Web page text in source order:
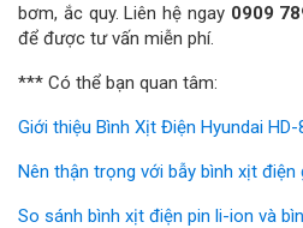
bơm, ắc quy. Liên hệ ngay 0909
để được tư vấn miễn phí.
*** Có thể bạn quan tâm:
Giới thiệu Bình Xịt Điện Hyundai
Nên thận trọng với bẫy bình xịt điện
So sánh bình xịt điện pin li-ion và